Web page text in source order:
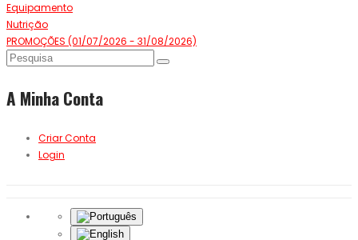
Equipamento
Nutrição
PROMOÇÕES (01/07/2026 - 31/08/2026)
A Minha Conta
Criar Conta
Login